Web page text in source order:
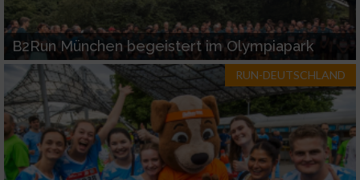
B2Run München begeistert im Olympiapark
RUN-DEUTSCHLAND